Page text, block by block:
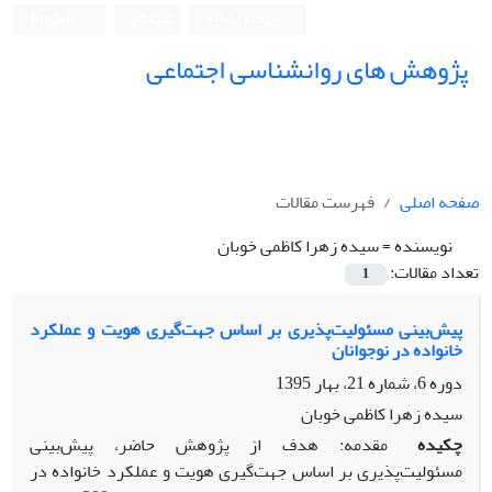
پژوهش های روانشناسی اجتماعی
صفحه اصلی
فهرست مقالات
نویسنده =سیده زهرا کاظمی خوبان
تعداد مقالات:
1
پیش‌بینی مسئولیت‌پذیری بر اساس جهت‌گیری هویت و عملکرد
خانواده در نوجوانان
دوره 6، شماره 21، بهار 1395
سیده زهرا کاظمی خوبان
چکیده
مقدمه: هدف از پژوهش حاضر، پیش‌بینی
مسئولیت‌پذیری بر اساس جهت‌گیری هویت و عملکرد خانواده در